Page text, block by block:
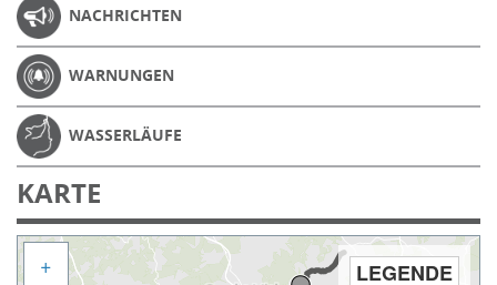
NACHRICHTEN
WARNUNGEN
WASSERLÄUFE
KARTE
LEGENDE
+